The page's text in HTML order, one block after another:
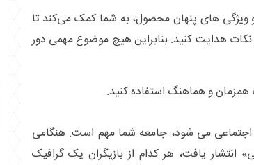
و ویژگی های پنهان محصول، به شما کمک می‌کند تا
نکات هدایت کنید. بنابراین هیچ موضوع مهمی دور
می شود، جامعه شما مهم است. هنگامی
انتشار یافت، هر کدام از بازیگران یک گرافیک